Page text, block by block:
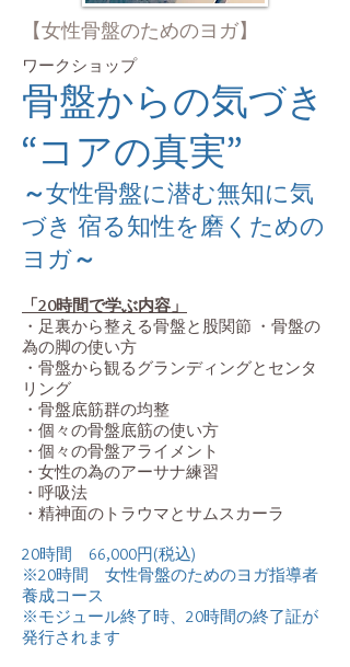
【女性骨盤のためのヨガ】
ワークショップ
骨盤からの気づき
“コアの真実”
～女性骨盤に潜む無知に気
づき 宿る知性を磨くための
ヨガ～
「20時間で学ぶ内容」
・足裏から整える骨盤と股関節 ・骨盤の
為の脚の使い方
・骨盤から観るグランディングとセンタ
リング
・骨盤底筋群の均整
・個々の骨盤底筋の使い方
・個々の骨盤アライメント
・女性の為のアーサナ練習
・呼吸法
・精神面のトラウマとサムスカーラ
20時間 66,000円(税込)
※20時間 女性骨盤のためのヨガ指導者
養成コース
※モジュール終了時、20時間の終了証が
発行されます